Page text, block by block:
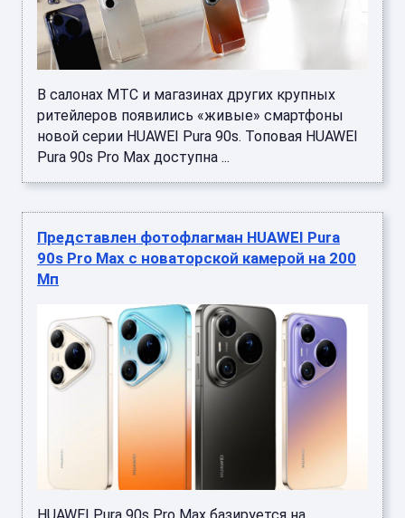
В салонах МТС и магазинах других крупных
ритейлеров появились «живые» смартфоны
новой серии HUAWEI Pura 90s. Топовая HUAWEI
Pura 90s Pro Max доступна ...
Представлен фотофлагман HUAWEI Pura
90s Pro Max с новаторской камерой на 200
Мп